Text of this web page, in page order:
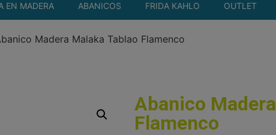
EN MADERA ABANICOS FRIDA KAHLO OUTLET
Madera Malaka Tablao Flamenco
Abanico
Flamenco